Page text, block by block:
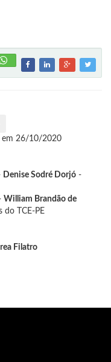
em 26/10/2020
Denise Sodré Dorjó -
William Brandão de
do TCE-PE
Filatro